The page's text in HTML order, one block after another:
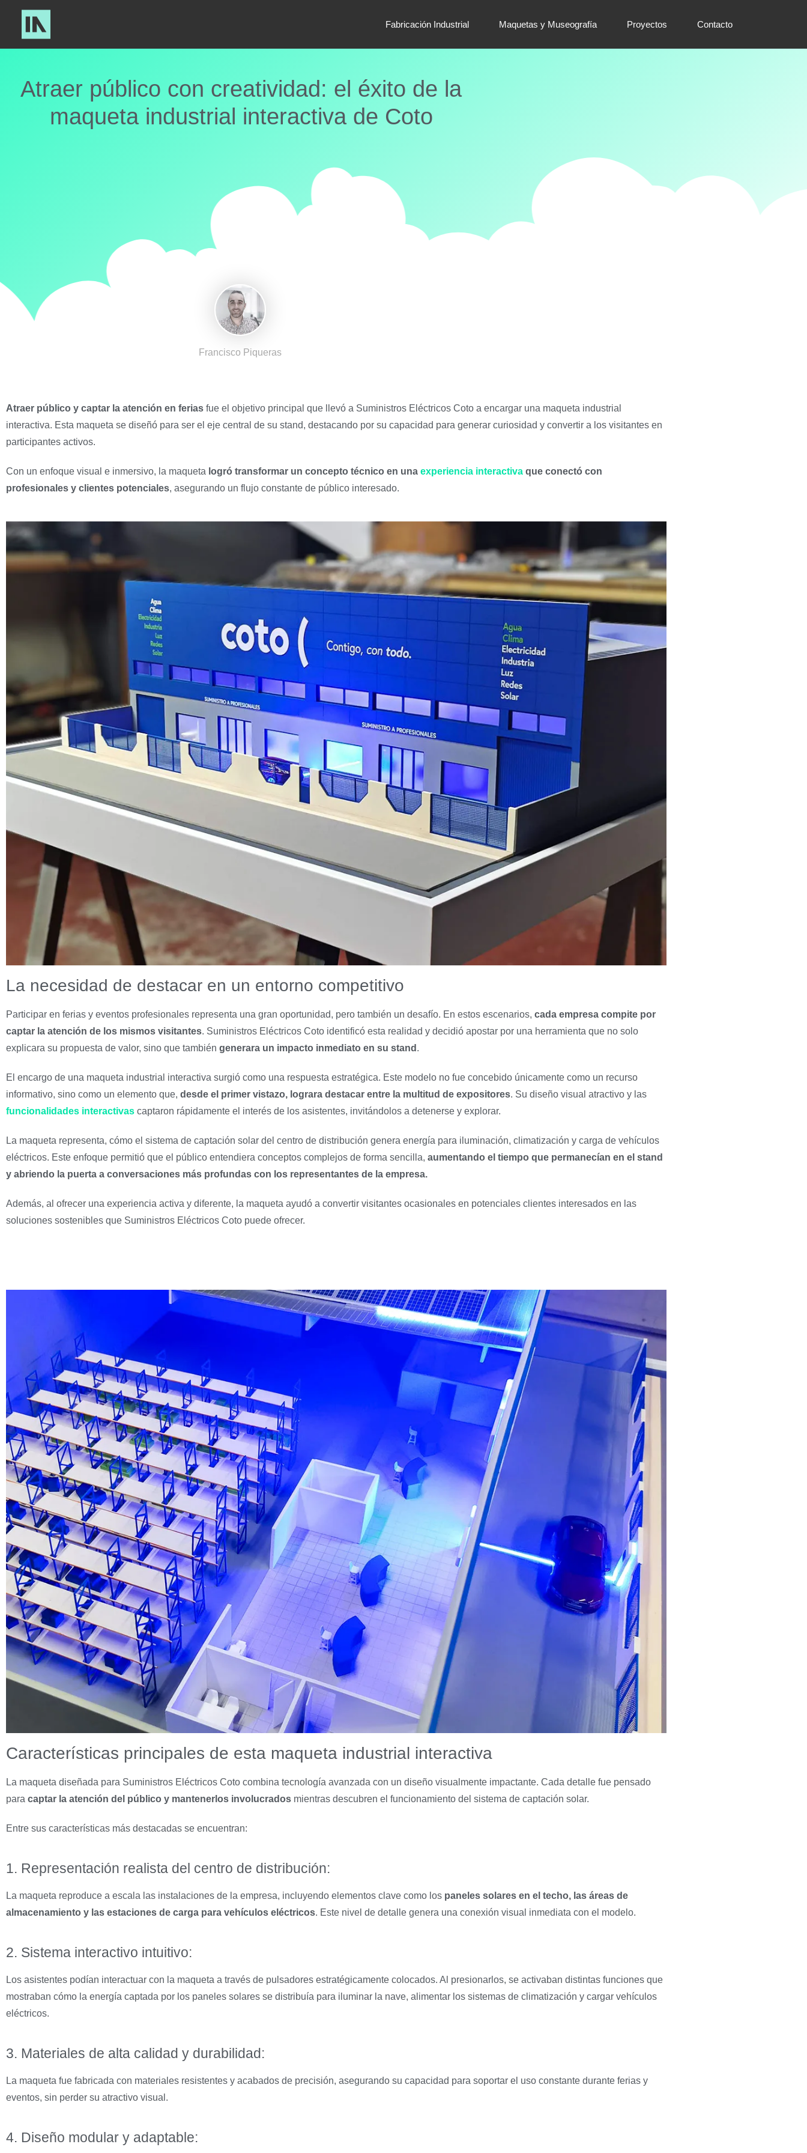
Fabricación Industrial Maquetas y Museografía Proyectos Contacto
Atraer público con creatividad: el éxito de la
maqueta industrial interactiva de Coto
Francisco Piqueras
Atraer público y captar la atención en ferias fue el objetivo principal que llevó a Suministros Eléctricos Coto a encargar una maqueta industrial
interactiva. Esta maqueta se diseñó para ser el eje central de su stand, destacando por su capacidad para generar curiosidad y convertir a los visitantes en
participantes activos.
Con un enfoque visual e inmersivo, la maqueta logró transformar un concepto técnico en una experiencia interactiva que conectó con
profesionales y clientes potenciales, asegurando un flujo constante de público interesado.
La necesidad de destacar en un entorno competitivo
Participar en ferias y eventos profesionales representa una gran oportunidad, pero también un desafío. En estos escenarios, cada empresa compite por
captar la atención de los mismos visitantes. Suministros Eléctricos Coto identificó esta realidad y decidió apostar por una herramienta que no solo
explicara su propuesta de valor, sino que también generara un impacto inmediato en su stand .
El encargo de una maqueta industrial interactiva surgió como una respuesta estratégica. Este modelo no fue concebido únicamente como un recurso
informativo, sino como un elemento que, desde el primer vistazo, lograra destacar entre la multitud de expositores. Su diseño visual atractivo y las
funcionalidades interactivas captaron rápidamente el interés de los asistentes, invitándolos a detenerse y explorar.
La maqueta representa, cómo el sistema de captación solar del centro de distribución genera energía para iluminación, climatización y carga de vehículos
eléctricos. Este enfoque permitió que el público entendiera conceptos complejos de forma sencilla, aumentando el tiempo que permanecían en el stand
y abriendo la puerta a conversaciones más profundas con los representantes de la empresa.
Además, al ofrecer una experiencia activa y diferente, la maqueta ayudó a convertir visitantes ocasionales en potenciales clientes interesados en las
soluciones sostenibles que Suministros Eléctricos Coto puede ofrecer.
Características principales de esta maqueta industrial interactiva
La maqueta diseñada para Suministros Eléctricos Coto combina tecnología avanzada con un diseño visualmente impactante. Cada detalle fue pensado
para captar la atención del público y mantenerlos involucrados mientras descubren el funcionamiento del sistema de captación solar.
Entre sus características más destacadas se encuentran:
1. Representación realista del centro de distribución:
La maqueta reproduce a escala las instalaciones de la empresa, incluyendo elementos clave como los paneles solares en el techo, las áreas de
almacenamiento y las estaciones de carga para vehículos eléctricos. Este nivel de detalle genera una conexión visual inmediata con el modelo.
2. Sistema interactivo intuitivo:
Los asistentes podían interactuar con la maqueta a través de pulsadores estratégicamente colocados. Al presionarlos, se activaban distintas funciones que
mostraban cómo la energía captada por los paneles solares se distribuía para iluminar la nave, alimentar los sistemas de climatización y cargar vehículos
eléctricos.
3. Materiales de alta calidad y durabilidad:
La maqueta fue fabricada con materiales resistentes y acabados de precisión, asegurando su capacidad para soportar el uso constante durante ferias y
eventos, sin perder su atractivo visual.
4. Diseño modular y adaptable: